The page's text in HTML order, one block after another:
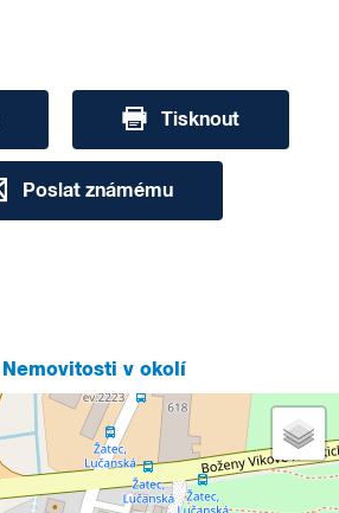
Tisknout
Poslat známému
Nemovitosti v okolí